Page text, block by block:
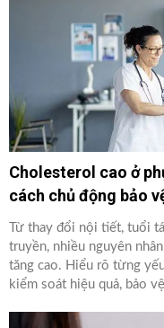
Cholesterol cao ở
cách chủ động bảo
Từ thay đổi nội tiết, tuổi
truyền, nhiều nguyên
tăng cao. Hiểu rõ từng
kiểm soát hiệu quả, bảo